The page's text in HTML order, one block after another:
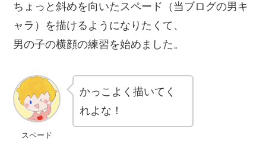
ちょっと斜めを向いたスペード（当ブログの男キ
ャラ）を描けるようになりたくて、
男の子の横顔の練習を始めました。
スペード
かっこよく描いてく
れよな！